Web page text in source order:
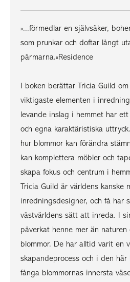
»...förmedlar en självsäker,
som prunkar och doftar långt
pärmarna.«Residence
I boken berättar Tricia Guild
viktigaste elementen i
levande inslag i hemmet har
och egna karaktäristiska
hur blommor kan förändra
kan komplettera möbler och
skapa fokus och centrum i
Tricia Guild är världens kanske
inredningsdesigner, och få har
västvärldens sätt att inreda. I
påverkat henne mer än
blommor. De har alltid varit en
skapandeprocess och i den
fånga blommornas innersta